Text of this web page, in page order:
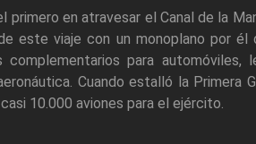
primero en atravesar el Canal de la
este viaje con un monoplano por
para automóviles,
Cuando estalló la Primera
10.000 aviones para el ejército.